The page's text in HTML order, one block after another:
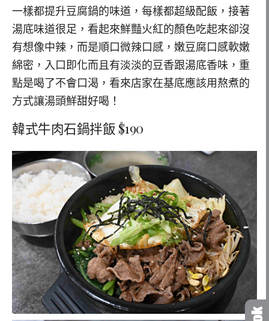
一樣都提升豆腐鍋的味道，每樣都超級配飯，接著
湯底味道很足，看起來鮮豔火紅的顏色吃起來卻沒
有想像中辣，而是順口微辣口感，嫩豆腐口感軟嫩
綿密，入口即化而且有淡淡的豆香跟湯底香味，重
點是喝了不會口渴，看來店家在基底應該用熬煮的
方式讓湯頭鮮甜好喝！
韓式牛肉石鍋拌飯 $190